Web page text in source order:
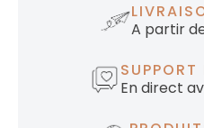
A partir
En direct